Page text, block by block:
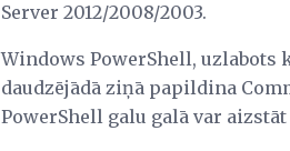
Server 2012/2008/2003.
Windows PowerShell, uzlabots
daudzējādā ziņā papildina
PowerShell galu galā var